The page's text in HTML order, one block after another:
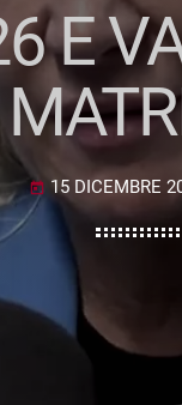
E
today 15 DICEMBRE